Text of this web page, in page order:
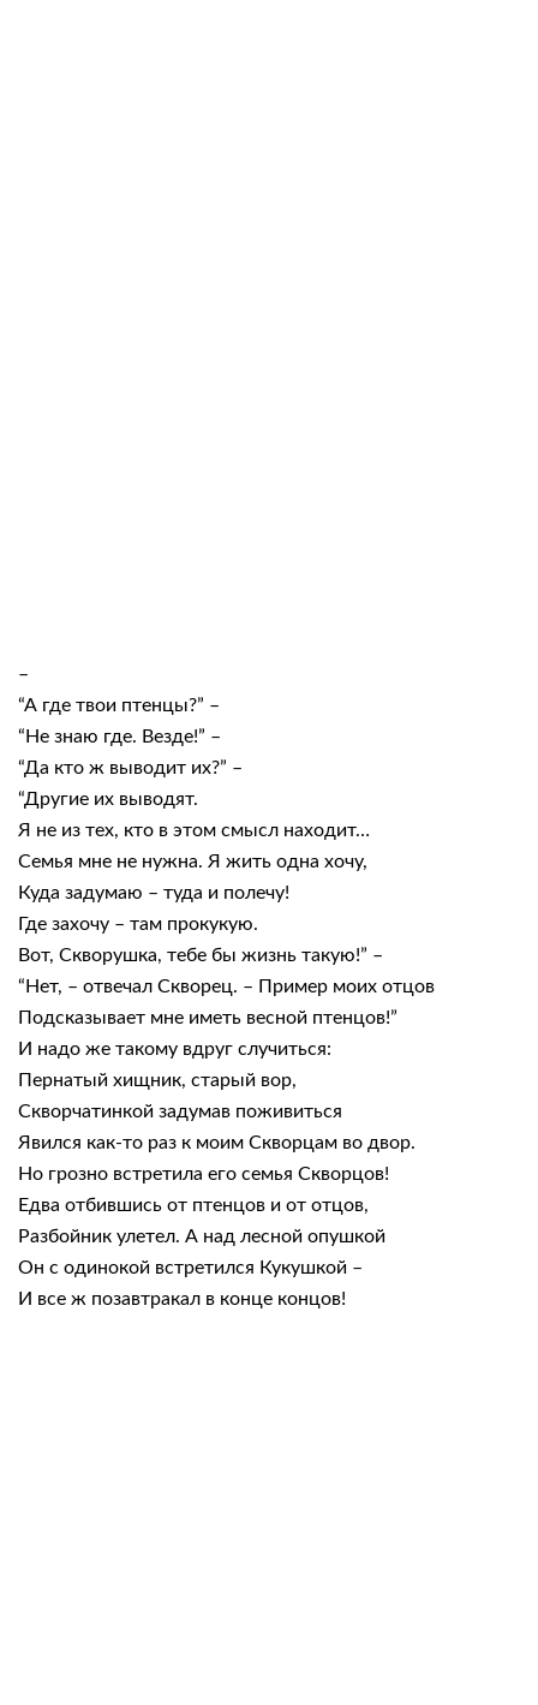
–
“А где твои птенцы?” –
“Не знаю где. Везде!” –
“Да кто ж выводит их?” –
“Другие их выводят.
Я не из тех, кто в этом смысл находит…
Семья мне не нужна. Я жить одна хочу,
Куда задумаю – туда и полечу!
Где захочу – там прокукую.
Вот, Скворушка, тебе бы жизнь такую!” –
“Нет, – отвечал Скворец. – Пример моих отцов
Подсказывает мне иметь весной птенцов!”
И надо же такому вдруг случиться:
Пернатый хищник, старый вор,
Скворчатинкой задумав поживиться
Явился как-то раз к моим Скворцам во двор.
Но грозно встретила его семья Скворцов!
Едва отбившись от птенцов и от отцов,
Разбойник улетел. А над лесной опушкой
Он с одинокой встретился Кукушкой –
И все ж позавтракал в конце концов!